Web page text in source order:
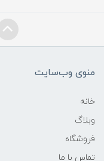
منوی وب‌سایت
خانه
وبلاگ
فروشگاه
تماس با ما